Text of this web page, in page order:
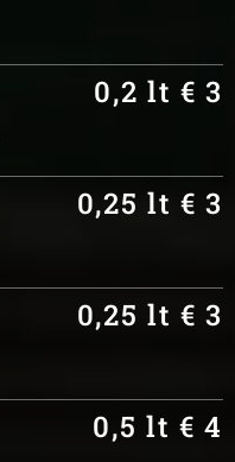
0,2 lt € 3
0,25 lt € 3
0,25 lt € 3
0,5 lt € 4